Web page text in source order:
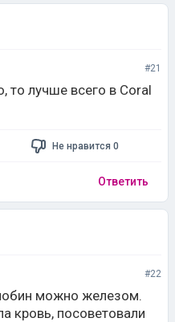
#21
то лучше всего в Coral
Не нравится 0
Ответить
#22
можно железом.
кровь, посоветовали